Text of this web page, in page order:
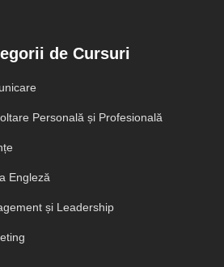
de Cursuri
Personală și Profesională
Engleză
și Leadership